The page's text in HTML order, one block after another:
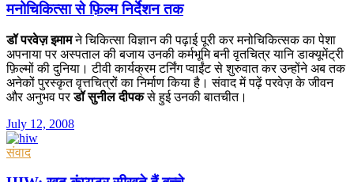
मनोचिकित्सा से फ़िल्म निर्देशन तक
डॉ परवेज़ इमामने चिकित्सा विज्ञान की पढ़ाई पूरी कर मनोचिकित्सक का पेशा
अपनाया पर अस्पताल की बजाय उनकी कर्मभूमि बनी वृतचित्र यानि डाक्यूमेंट्री
फ़िल्मों की दुनिया। टीवी कार्यक्रम टर्निंग प्वाईंट से शुरुवात कर उन्होंने अब तक
अनेकों पुरस्कृत वृत्तचित्रों का निर्माण किया है। संवाद में पढ़ें परवेज़ के जीवन
और अनुभव परडॉ सुनील दीपकसे हुई उनकी बातचीत।
July 12, 2008
संवाद